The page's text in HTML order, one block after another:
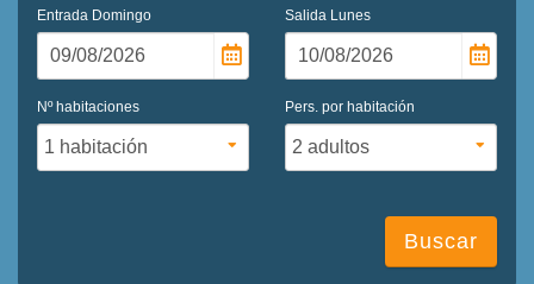
Entrada Domingo Salida Lunes
Nº habitaciones Pers. por habitación
Buscar